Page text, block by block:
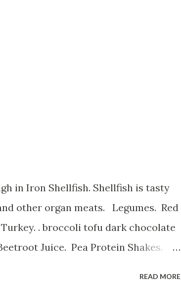
other organ meats. Legumes. Red
. broccoli tofu dark chocolate
Juice. Pea Protein Shakes.
READ MORE